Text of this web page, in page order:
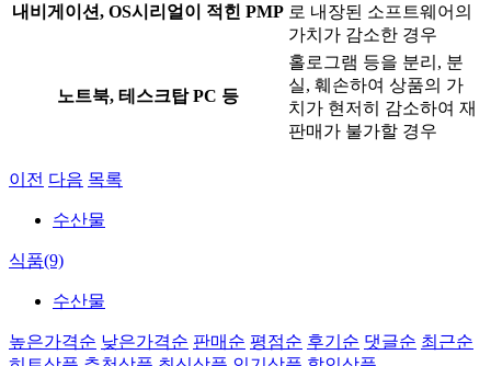
내비게이션, OS시리얼이 적힌 PMP 로 내장된 소프트웨어의
가치가 감소한 경우
노트북, 테스크탑 PC 등
홀로그램 등을 분리, 분
실, 훼손하여 상품의 가
치가 현저히 감소하여 재
판매가 불가할 경우
이전 다음 목록
수산물
식품(9)
수산물
높은가격순 낮은가격순 판매순 평점순 후기순 댓글순 최근순